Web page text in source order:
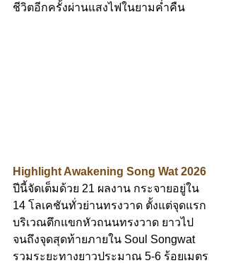
ชีวิตอีกครั้งผ่านแสงไฟในยามค่ำคืน
Highlight Awakening Song Wat 2026
ปีนี้จัดเต็มด้วย 21 ผลงาน กระจายอยู่ใน
14 โลเคชันทั่วย่านทรงวาด ตั้งแต่จุดแรก
บริเวณตึกแขกหัวถนนทรงวาด ยาวไป
จนถึงจุดสุดท้ายภายใน Soul Songwat
รวมระยะทางยาวประมาณ 5-6 ร้อยเมตร